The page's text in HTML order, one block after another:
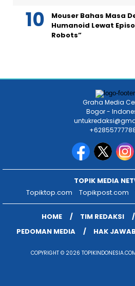
Mouser Bahas Masa
Humanoid Lewat
Robots”
Graha Media
Bogor -
TOPIK MEDIA
Topiktop.com
Topikpost.com
HOME TIM REDAKSI
PEDOMAN MEDIA
HAK
COPYRIGHT © 2026